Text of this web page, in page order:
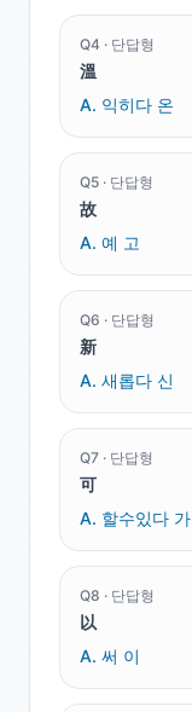
Q4 · 단답형
溫
A. 익히다 온
Q5 · 단답형
故
A. 예 고
Q6 · 단답형
新
A. 새롭다 신
Q7 · 단답형
可
A. 할수있다 가
Q8 · 단답형
以
A. 써 이